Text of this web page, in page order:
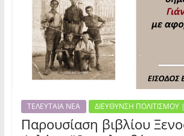
ΤΕΛΕΥΤΑΙΑ ΝΕΑ ΔΙΕΥΘΥΝΣΗ
Παρουσίαση βιβλίου